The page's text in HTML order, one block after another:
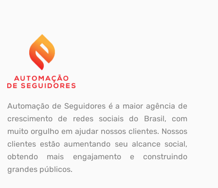
Automação de Seguidores é a maior agência de
crescimento de redes sociais do Brasil, com
muito orgulho em ajudar nossos clientes. Nossos
clientes estão aumentando seu alcance social,
obtendo mais engajamento e construindo
grandes públicos.